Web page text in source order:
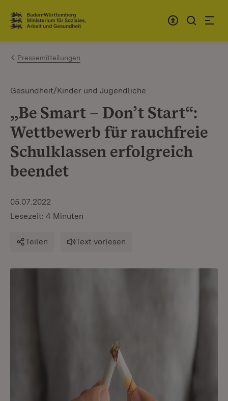
Zum Inhalt springen
Link zur Startseite
Pressemitteilungen
Gesundheit/Kinder und Jugendliche
„Be Smart – Don’t Start“:
Wettbewerb für rauchfreie
Schulklassen erfolgreich
beendet
05.07.2022
Lesezeit: 4 Minuten
Teilen Text vorlesen